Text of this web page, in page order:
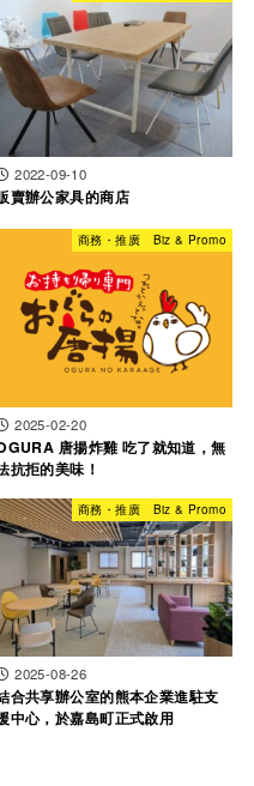
2022-09-10
賣辦公家具的商店
商務・推廣 Biz & Promo
2025-02-20
唐揚炸雞 吃了就知道，無
抗拒的美味！
商務・推廣 Biz & Promo
2025-08-26
合共享辦公室的熊本企業進駐支
中心，於嘉島町正式啟用